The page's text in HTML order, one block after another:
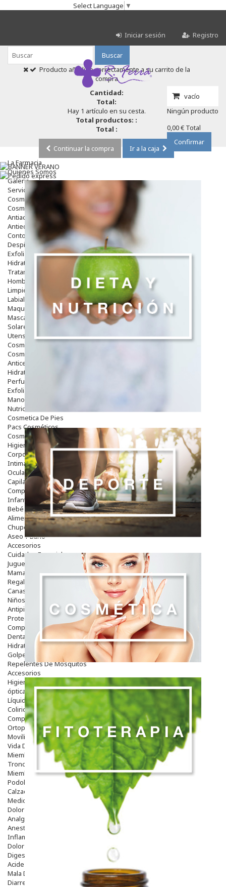
Select Language ▼
Iniciar sesión Registro
Buscar
vacío
Ningún producto
0,00 € Total
Confirmar
Producto añadido correctamente a su carrito de la
compra
Cantidad:
Total:
Hay 1 artículo en su cesta.
Total productos: :
Total :
Continuar la compra
Ir a la caja
La Farmacia
Quienes Somos
Galeria
Servicios
Cosmética
Cosmética Facial
Antiacné
Antiedad
Contorno De Ojos
Despigmentantes
Exfoliantes
Hidratantes
Tratamientos De Noche
Hombre
Limpieza
Labiales
Maquillajes Y Color
Mascarillas
Solares
Utensilios
Cosmética Capilar
Cosmética Corporal
Anticelulíticos
Hidratantes Corporales
Perfumes Y Colonias
Exfoliantes Corporales
Manos Y Uñas
Nutricosmética
Cosmetica De Pies
Pacs Cosméticos
Cosmetica Facial Piel Sensible
Higiene
Corporal
Intima
Ocular
Capilar
Complementos
Infantil
Bebé
Alimentación Y Complementos
Chupetes Y Mordedores
Aseo Y Baño
Accesorios
Cuidados Especiales
Juguetes
Mama
Regalos
Canastilla
Niños
Antipiojos
Protección Solar
Complementos Alimentarios
Dentales
Hidratantes
Golpes Y Hematomas
Repelentes De Mosquitos
Accesorios
Higiene
óptica
Líquidos Lentillas
Colirios
Complementos Alimentarios.
Ortopedia - Accesorios
Movilidad
Vida Diaria
Miembro Superior
Tronco
Miembro Inferior
Podología
Calzado
Medicamentos
Dolor E Inflamación
Analgésicos
Anestésicos
Inflamación Articulaciones
Dolor Muscular / Articular
Digestivo
Acidez, Gases Y Ardores
Mala Digestion
Diarrea / Estreñimiento / Vómitos